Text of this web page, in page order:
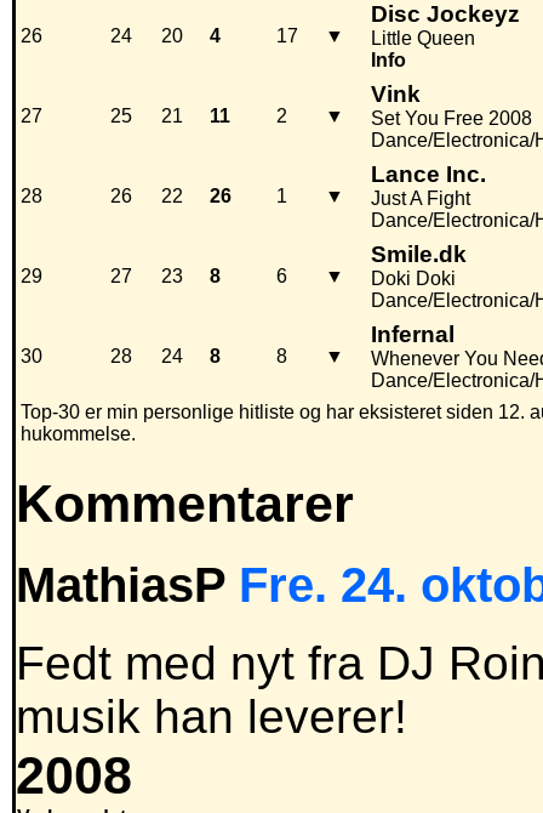
26 24 20 4 17 ▼
Disc Jockeyz
Little Queen
Info
27 25 21 11 2 ▼
Vink
Set You Free 2008
Dance/Electronica/
28 26 22 26 1 ▼
Lance Inc.
Just A Fight
Dance/Electronica/
29 27 23 8 6 ▼
Smile.dk
Doki Doki
Dance/Electronica/
30 28 24 8 8 ▼
Infernal
Whenever You
Dance/Electronica/
Top-30 er min personlige hitliste og har eksisteret siden 12.
hukommelse.
Kommentarer
MathiasP Fre. 24.
Fedt med nyt fra DJ
musik han leverer!
2008